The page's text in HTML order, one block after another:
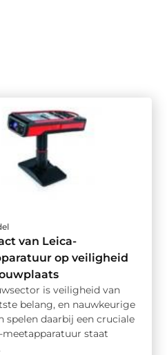
van Leica-
op veiligheid
is veiligheid van
belang, en nauwkeurige
spelen daarbij een cruciale
meetapparatuur staat